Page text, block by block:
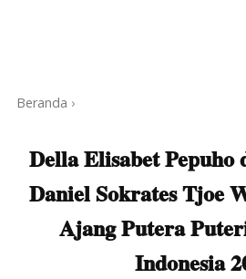
Beranda ›
Della Elisabet Pepuho
Daniel Sokrates Tjoe
Ajang Putera
Indonesia